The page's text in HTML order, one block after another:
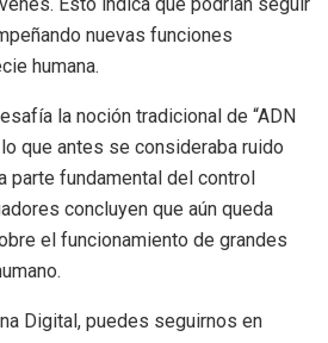
Esto indica que podrían seguir
nuevas funciones
humana.
la noción tradicional de “ADN
que antes se consideraba ruido
parte fundamental del control
concluyen que aún queda
el funcionamiento de grandes
Digital, puedes seguirnos en